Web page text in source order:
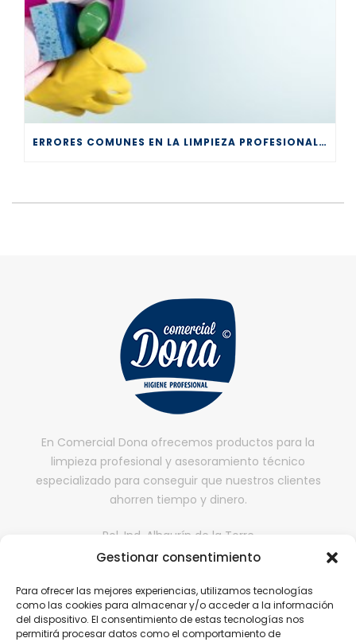
Gestionar consentimiento
Para ofrecer las mejores experiencias, utilizamos tecnologías
como las cookies para almacenar y/o acceder a la información
del dispositivo. El consentimiento de estas tecnologías nos
permitirá procesar datos como el comportamiento de
ERRORES COMUNES EN LA LIMPIEZA PROFESIONAL Y CÓMO EVITARLOS
En Comercial Dona ofrecemos productos para la
limpieza profesional y asesoramiento técnico
especializado para conseguir que nuestros clientes
ahorren tiempo y dinero.
Pol. Ind. Alhaurín de la Torre
II fase, Nave 65,
comercialdona@gmail.com
952 416 199 | 646 608 584